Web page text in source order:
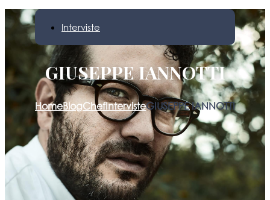
Interviste
GIUSEPPE IANNOTTI
HomeBlogChefIntervisteGIUSEPPE IANNOTTI